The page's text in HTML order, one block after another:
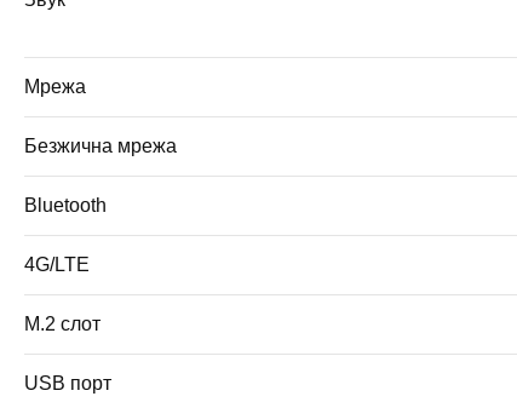
Мрежа
Безжична мрежа
Bluetooth
4G/LTE
M.2 слот
USB порт